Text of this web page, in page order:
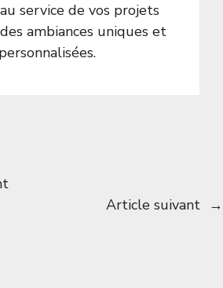
service de vos projets
ambiances uniques et
personnalisées.
Article suivant →